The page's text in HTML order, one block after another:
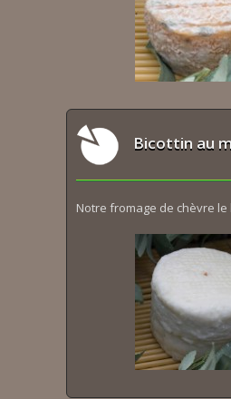
Bicottin au
Notre fromage de chèvre le